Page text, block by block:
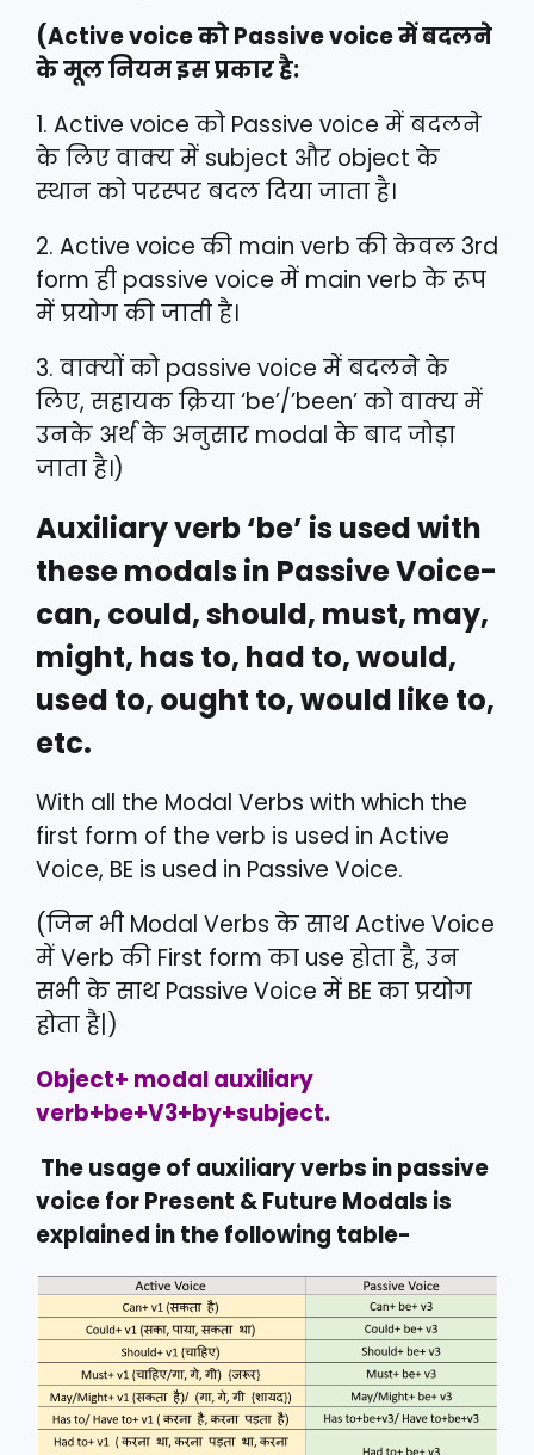
(Active voice को Passive voice में बदलने
के मूल नियम इस प्रकार है:
1. Active voice को Passive voice में बदलने
के लिए वाक्य में subject और object के
स्थान को परस्पर बदल दिया जाता है।
2. Active voice की main verb की केवल 3rd
form ही passive voice में main verb के रूप
में प्रयोग की जाती है।
3. वाक्यों को passive voice में बदलने के
लिए, सहायक क्रिया ‘be’/’been’ को वाक्य में
उनके अर्थ के अनुसार modal के बाद जोड़ा
जाता है।)
Auxiliary verb ‘be’ is used with
these modals in Passive Voice-
can, could, should, must, may,
might, has to, had to, would,
used to, ought to, would like to,
etc.
With all the Modal Verbs with which the
first form of the verb is used in Active
Voice, BE is used in Passive Voice.
(जिन भी Modal Verbs के साथ Active Voice
में Verb की First form का use होता है, उन
सभी के साथ Passive Voice में BE का प्रयोग
होता है|)
Object+ modal auxiliary
verb+be+V3+by+subject.
The usage of auxiliary verbs in passive
voice for Present & Future Modals is
explained in the following table-